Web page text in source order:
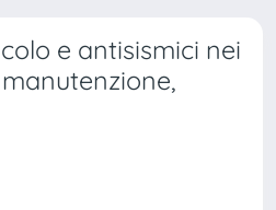
e antisismici nei